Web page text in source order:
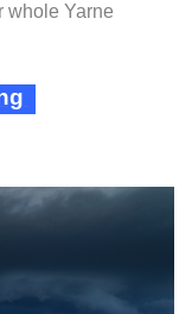
whole Yarne